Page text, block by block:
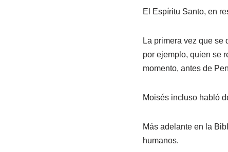
El Espíritu Santo, en
La primera vez que se
por ejemplo, quien se
momento, antes de
Moisés incluso habló
Más adelante en la
humanos.